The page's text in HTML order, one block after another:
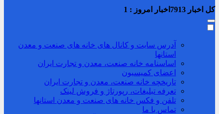
کل اخبار اخبار امروز : 1
آدرس سایت و کانال های خانه های صنعت و معدن
استانها
اساسنامه خانه صنعت، معدن و تجارت ایران
اعضای کمیسیون
تاریخچه خانه صنعت، معدن و تجارت ایران
تعرفه تبلیغات، رپورتاژ و فروش لینک
تلفن و فکس خانه های صنعت و معدن استانها
تماس با ما